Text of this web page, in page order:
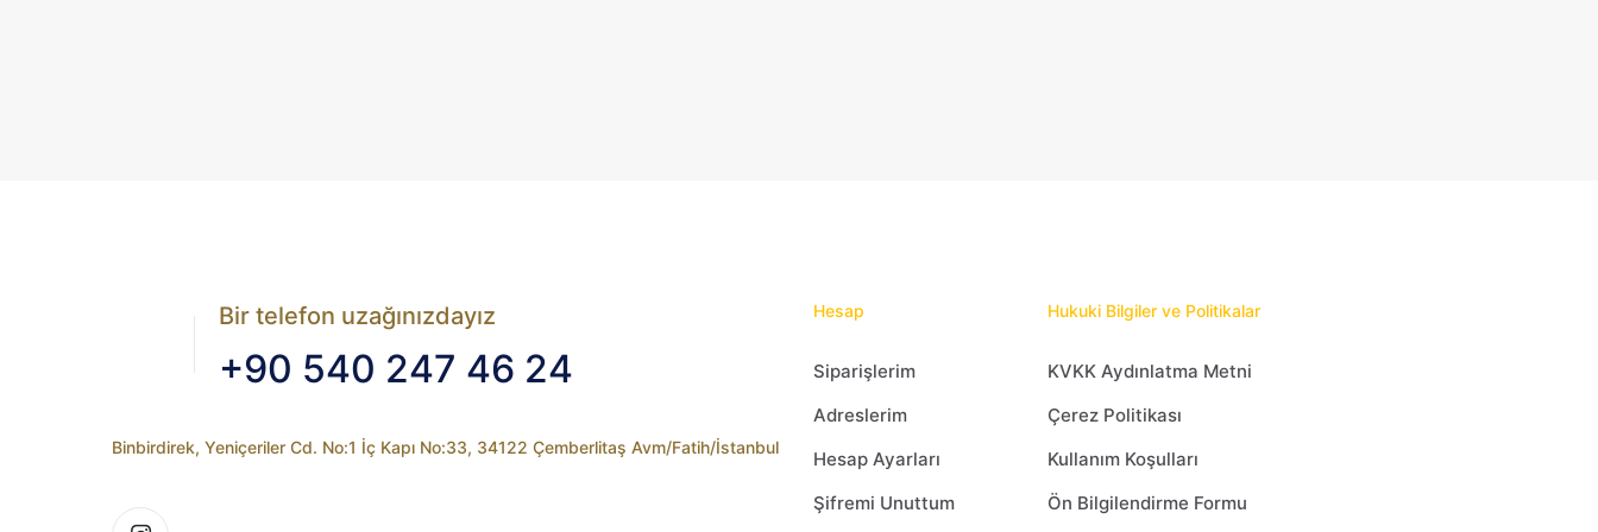
Bir telefon uzağınızdayız
+90 540 247 46 24
Binbirdirek, Yeniçeriler Cd. No:1 İç Kapı No:33, 34122 Çemberlitaş Avm/Fatih/İstanbul
Hesap
Siparişlerim
Adreslerim
Hesap Ayarları
Şifremi Unuttum
Hukuki Bilgiler ve Politikalar
KVKK Aydınlatma Metni
Çerez Politikası
Kullanım Koşulları
Ön Bilgilendirme Formu